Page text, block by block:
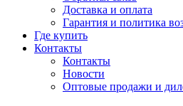
Доставка и оплата
Гарантия и политика
Где купить
Контакты
Контакты
Новости
Оптовые продажи и